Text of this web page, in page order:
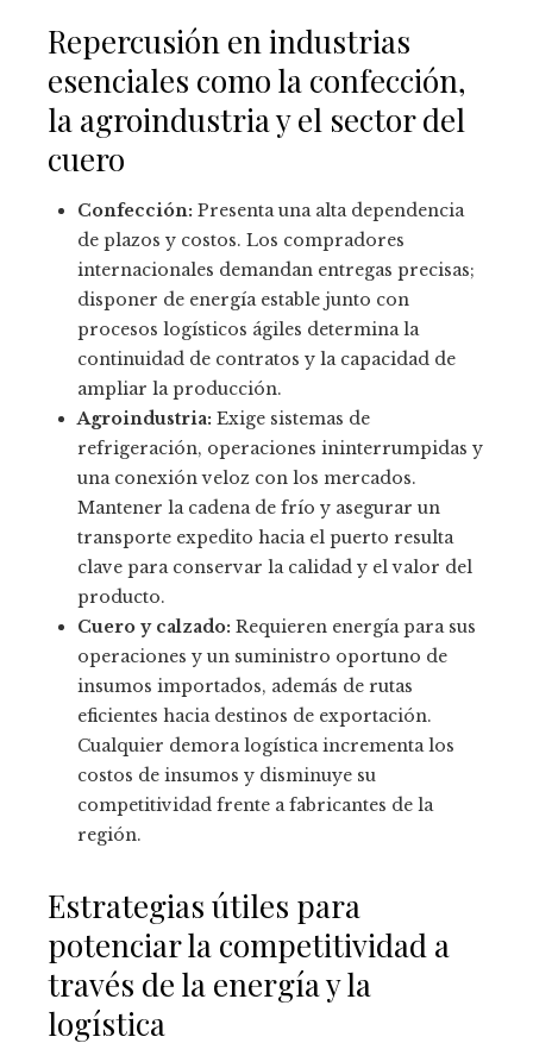
Repercusión en industrias
esenciales como la confección,
la agroindustria y el sector del
cuero
Confección: Presenta una alta dependencia
de plazos y costos. Los compradores
internacionales demandan entregas precisas;
disponer de energía estable junto con
procesos logísticos ágiles determina la
continuidad de contratos y la capacidad de
ampliar la producción.
Agroindustria: Exige sistemas de
refrigeración, operaciones ininterrumpidas y
una conexión veloz con los mercados.
Mantener la cadena de frío y asegurar un
transporte expedito hacia el puerto resulta
clave para conservar la calidad y el valor del
producto.
Cuero y calzado: Requieren energía para sus
operaciones y un suministro oportuno de
insumos importados, además de rutas
eficientes hacia destinos de exportación.
Cualquier demora logística incrementa los
costos de insumos y disminuye su
competitividad frente a fabricantes de la
región.
Estrategias útiles para
potenciar la competitividad a
través de la energía y la
logística